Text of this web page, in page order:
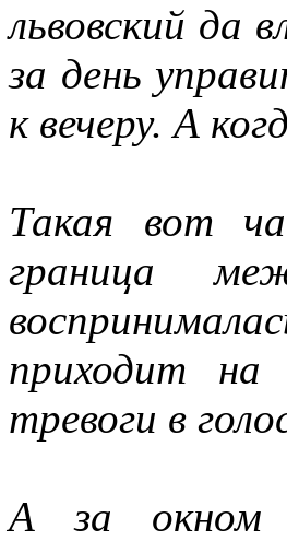
львовский да
за день
к вечеру. А
Такая вот
граница
приходит на
тревоги в
А за окном